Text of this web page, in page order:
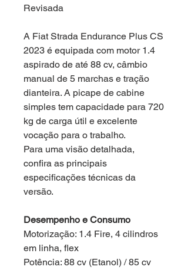
Revisada
A Fiat Strada Endurance Plus CS
2023 é equipada com motor 1.4
aspirado de até 88 cv, câmbio
manual de 5 marchas e tração
dianteira. A picape de cabine
simples tem capacidade para 720
kg de carga útil e excelente
vocação para o trabalho.
Para uma visão detalhada,
confira as principais
especificações técnicas da
versão.
Desempenho e Consumo
Motorização: 1.4 Fire, 4 cilindros
em linha, flex
Potência: 88 cv (Etanol) / 85 cv